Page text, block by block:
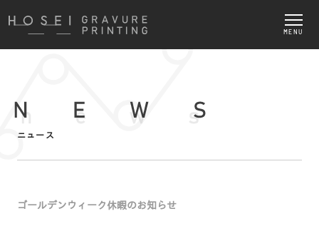
MENU
ニュース
ゴールデンウィーク休暇のお知らせ